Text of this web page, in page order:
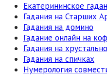
Екатерининское
Гадания на Старших
Гадания на домино
Гадание онлайн на
Гадания на
Гадания на спичках
Нумерология